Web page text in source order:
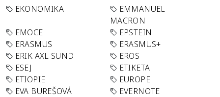
EKONOMIKA
EMMANUEL
MACRON
EMOCE
EPSTEIN
ERASMUS
ERASMUS+
ERIK AXL SUND
EROS
ESEJ
ETIKETA
ETIOPIE
EUROPE
EVA BUREŠOVÁ
EVERNOTE